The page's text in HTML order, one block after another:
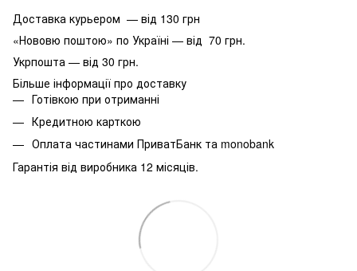
Доставка курьером — від 130 грн
«Нововю поштою» по Україні — від 70 грн.
Укрпошта — від 30 грн.
Більше інформації про доставку
Готівкою при отриманні
Кредитною карткою
Оплата частинами ПриватБанк та monobank
Гарантія від виробника 12 місяців.